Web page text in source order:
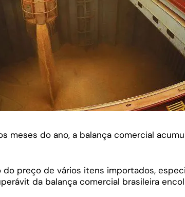
meses do ano, a balança comercial
do preço de vários itens importados,
da balança comercial brasileira